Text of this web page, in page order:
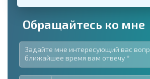
Обращайтесь ко мне